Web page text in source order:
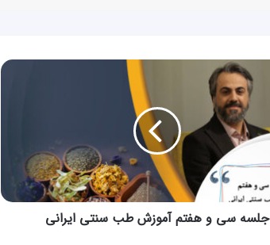
جلسه سی و هفتم آموزش طب سنتی ایرانی